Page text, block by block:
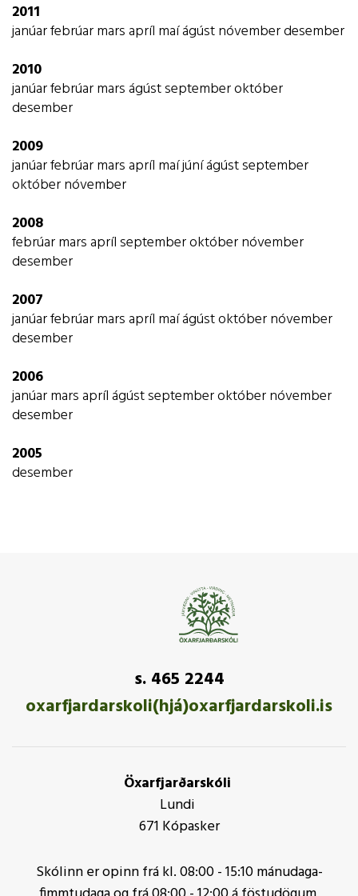
2011
janúarfebrúarmarsapríl maíágústnóvemberdesember
2010
janúarfebrúarmarságústseptemberoktóber
desember
2009
janúarfebrúarmarsapríl maíjúníágústseptember
októbernóvember
2008
febrúarmarsaprílseptemberoktóbernóvember
desember
2007
janúarfebrúarmarsapríl maíágústoktóbernóvember
desember
2006
janúarmarsaprílágústseptemberoktóbernóvember
desember
2005
desember
s. 465 2244
oxarfjardarskoli(hjá)oxarfjardarskoli.is
Öxarfjarðarskóli
Lundi
671 Kópasker
Skólinn er opinn frá kl. 08:00 - 15:10 mánudaga-